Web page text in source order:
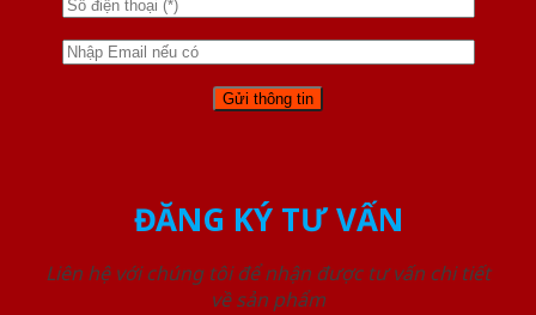
ĐĂNG KÝ TƯ VẤN
Liên hệ với chúng tôi để nhận được tư vấn chi tiết
về sản phẩm